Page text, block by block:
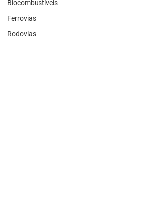
Biocombustíveis
Ferrovias
Rodovias